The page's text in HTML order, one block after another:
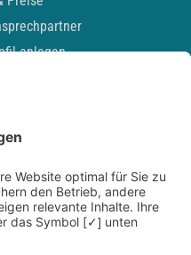
anlegen